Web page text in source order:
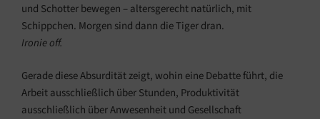
und Schotter bewegen – altersgerecht natürlich, mit
Schippchen. Morgen sind dann die Tiger dran.
Ironie off.
Gerade diese Absurdität zeigt, wohin eine Debatte führt, die
Arbeit ausschließlich über Stunden, Produktivität
ausschließlich über Anwesenheit und Gesellschaft